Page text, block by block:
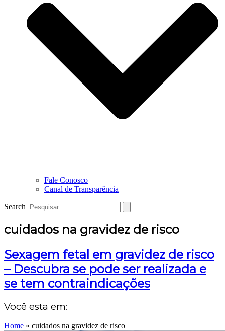
Fale Conosco
Canal de Transparência
Search
cuidados na gravidez de risco
Sexagem fetal em gravidez de risco
– Descubra se pode ser realizada e
se tem contraindicações
Você esta em:
Home » cuidados na gravidez de risco